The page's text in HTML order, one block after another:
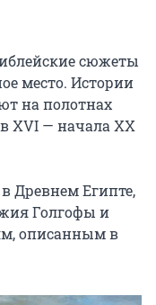
сюжеты
место. Истории
на полотнах
XVI — начала XX
Древнем Египте,
Голгофы и
описанным в